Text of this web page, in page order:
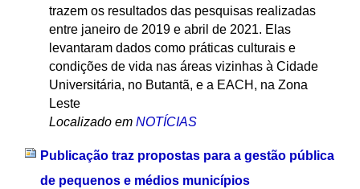
trazem os resultados das pesquisas realizadas
entre janeiro de 2019 e abril de 2021. Elas
levantaram dados como práticas culturais e
condições de vida nas áreas vizinhas à Cidade
Universitária, no Butantã, e a EACH, na Zona
Leste
Localizado em NOTÍCIAS
Publicação traz propostas para a gestão pública
de pequenos e médios municípios